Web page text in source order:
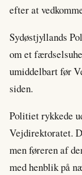
efter at
Sydøstjyllands
om et
umiddelbart før
siden.
Politiet rykkede
Vejdirektoratet.
men føreren af
med henblik på